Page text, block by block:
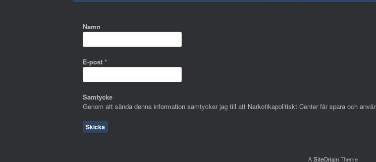
Namn
E-post *
Samtycke
Genom att sända denna information samtycker jag till att Narkotikapolitiskt Center får spara och
A SiteOriginTheme